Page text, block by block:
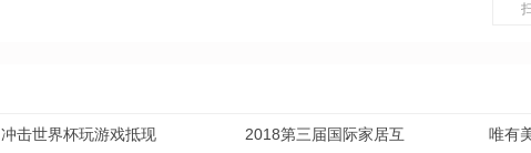
冲击世界杯玩游戏抵现 2018第三届国际家居互
唯有